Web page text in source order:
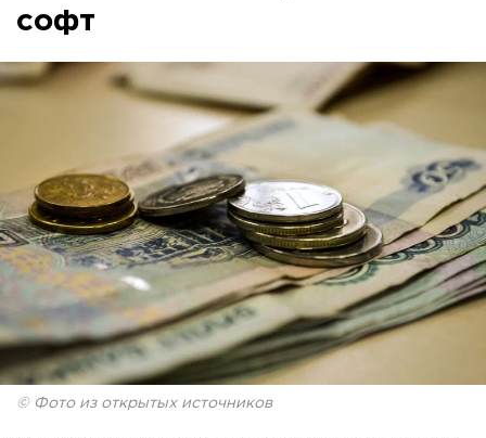
софт
© Фото из открытых источников